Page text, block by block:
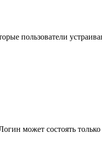
пользователи
может состоять